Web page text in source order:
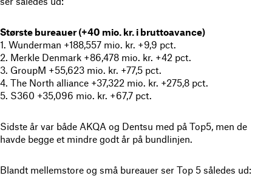
Største bureauer (+40 mio. kr. i bruttoavance)
1. Wunderman +188,557 mio. kr. +9,9 pct.
2. Merkle Denmark +86,478 mio. kr. +42 pct.
3. GroupM +55,623 mio. kr. +77,5 pct.
4. The North alliance +37,322 mio. kr. +275,8 pct.
5. S360 +35,096 mio. kr. +67,7 pct.
Sidste år var både AKQA og Dentsu med på Top5, men de
havde begge et mindre godt år på bundlinjen.
Blandt mellemstore og små bureauer ser Top 5 således ud: